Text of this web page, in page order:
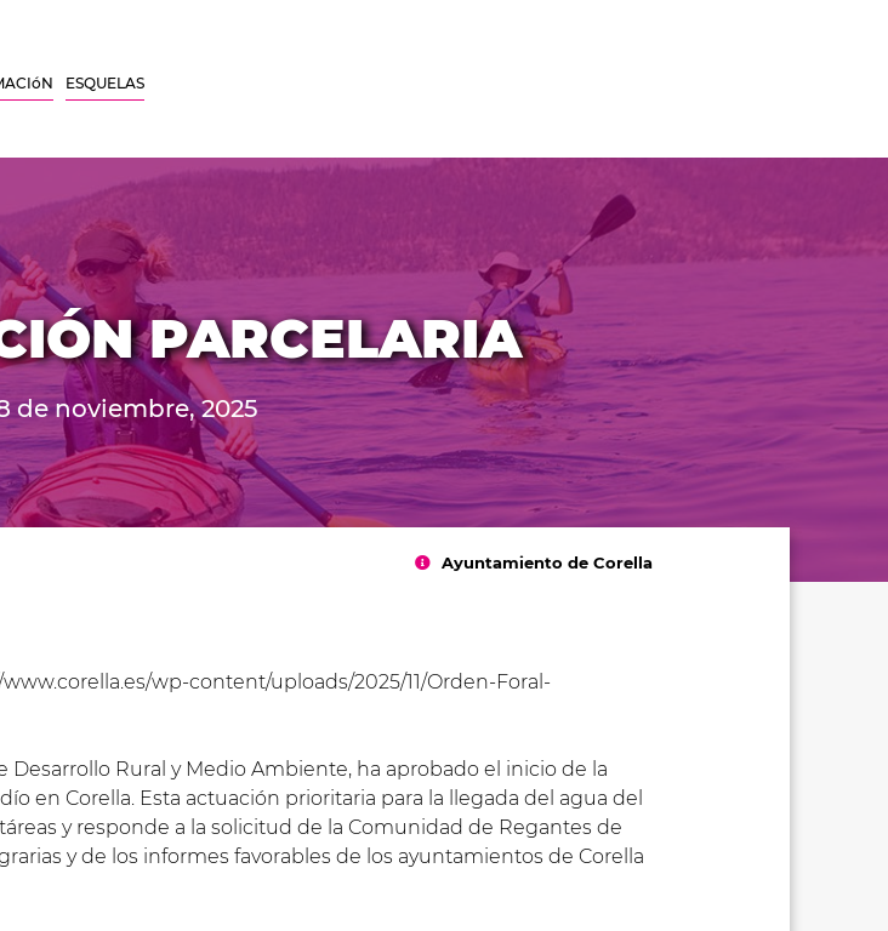
ESQUELAS
PARCELARIA
de noviembre, 2025
Ayuntamiento de Corella
wp-content/uploads/2025/11/Orden-Foral-
Desarrollo Rural y Medio Ambiente, ha aprobado el inicio de la
en Corella. Esta actuación prioritaria para la llegada del agua del
y responde a la solicitud de la Comunidad de Regantes de
y de los informes favorables de los ayuntamientos de Corella